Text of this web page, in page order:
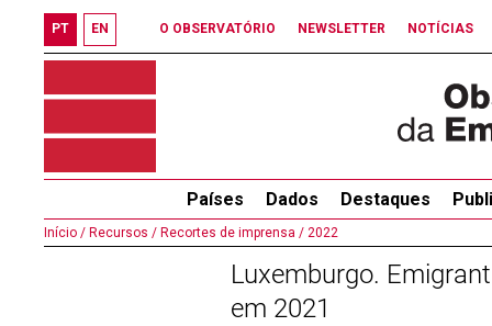
PT EN O OBSERVATÓRIO NEWSLETTER NOTÍCIAS
Países Dados Destaques
Início / Recursos / Recortes de imprensa / 2022
Luxemburgo.
em 2021